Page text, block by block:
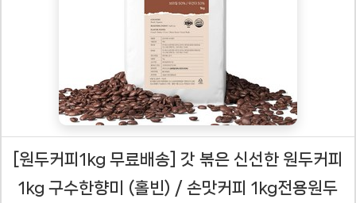
[원두커피1kg 무료배송] 갓 볶은 신선한 원두커피
1kg 구수한향미 (홀빈) / 손맛커피 1kg전용원두